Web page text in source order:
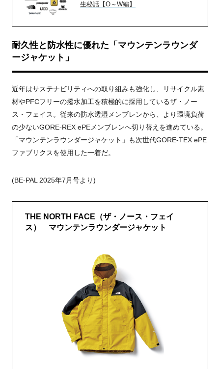
生秘話【O～W編】
耐久性と防水性に優れた「マウンテンラウンダ
ージャケット」
近年はサステナビリティへの取り組みも強化し、リサイクル素
材やPFCフリーの撥水加工を積極的に採用しているザ・ノー
ス・フェイス。従来の防水透湿メンブレンから、より環境負荷
の少ないGORE-REX ePEメンブレンへ切り替えを進めている。
「マウンテンラウンダージャケット」も次世代GORE-TEX ePE
ファブリクスを使用した一着だ。
(BE-PAL 2025年7月号より)
THE NORTH FACE（ザ・ノース・フェイ
ス） マウンテンラウンダージャケット